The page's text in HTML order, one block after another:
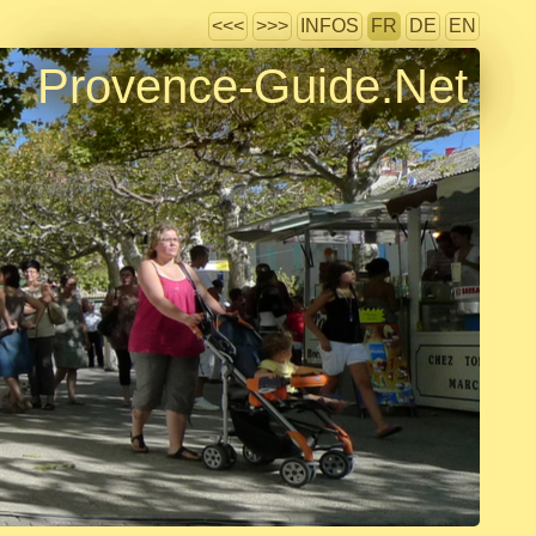
<<< >>> INFOS FR DE EN
Provence-Guide.Net